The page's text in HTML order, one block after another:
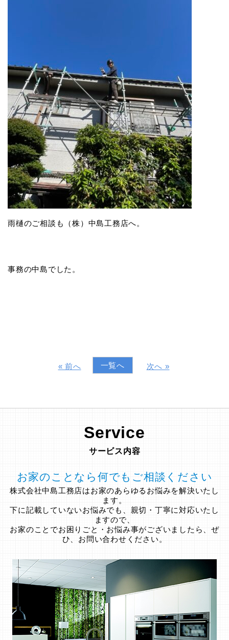
雨樋のご相談も（株）中島工務店へ。
事務の中島でした。
« 前へ 一覧へ 次へ »
Service
サービス内容
お家のことなら何でもご相談ください
株式会社中島工務店はお家のあらゆるお悩みを解決いたし
ます。
下に記載していないお悩みでも、親切・丁寧に対応いたし
ますので、
お家のことでお困りごと・お悩み事がございましたら、ぜ
ひ、お問い合わせください。